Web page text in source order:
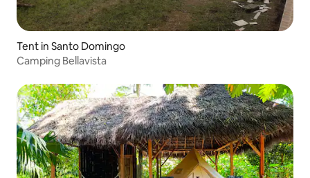
Tent in Santo Domingo
Camping Bellavista